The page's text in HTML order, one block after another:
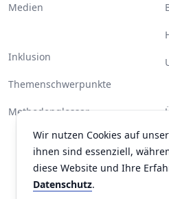
Wir nutzen Cookies auf
ihnen sind essenziell,
diese Website und Ihre
Datenschutz.
Medien
Inklusion
Themenschwerpunkte
Methodenglossar